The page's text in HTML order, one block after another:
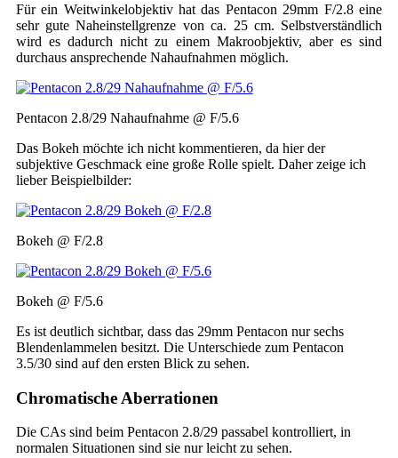
Für ein Weitwinkelobjektiv hat das Pentacon 29mm F/2.8 eine
sehr gute Naheinstellgrenze von ca. 25 cm. Selbstverständlich
wird es dadurch nicht zu einem Makroobjektiv, aber es sind
durchaus ansprechende Nahaufnahmen möglich.
Pentacon 2.8/29 Nahaufnahme @ F/5.6
Das Bokeh möchte ich nicht kommentieren, da hier der
subjektive Geschmack eine große Rolle spielt. Daher zeige ich
lieber Beispielbilder:
Bokeh @ F/2.8
Bokeh @ F/5.6
Es ist deutlich sichtbar, dass das 29mm Pentacon nur sechs
Blendenlammelen besitzt. Die Unterschiede zum Pentacon
3.5/30 sind auf den ersten Blick zu sehen.
Chromatische Aberrationen
Die CAs sind beim Pentacon 2.8/29 passabel kontrolliert, in
normalen Situationen sind sie nur leicht zu sehen.